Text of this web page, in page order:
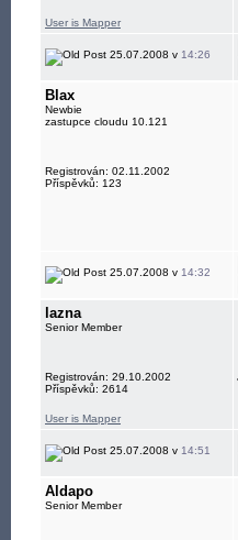
User is Mapper
25.07.2008 v 14:26
Blax
Newbie
zastupce cloudu 10.121
Registrován: 02.11.2002
Příspěvků: 123
25.07.2008 v 14:32
lazna
Senior Member
Registrován: 29.10.2002
Příspěvků: 2614
User is Mapper
25.07.2008 v 14:51
Aldapo
Senior Member